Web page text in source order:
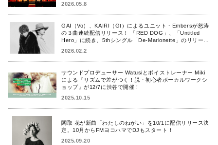
2026.05.8
GAI（Vo）、KAIRI（Gt）によるユニット・Embersが怒涛
の３曲連続配信リリース！ 「RED DOG」、「Untitled
Hero」に続き、5thシングル「De-Marionette」のリリース
2026.02.2
サウンドプロデューサー Watusiとボイストレーナー Miki
による『リズムで差がつく！脱・初心者ボーカルワークシ
ョップ』が12/7に渋谷で開催！
2025.10.15
関取 花が新曲「わたしのねがい」を10/1に配信リリース決
定。10月からFMヨコハマでDJもスタート！
2025.09.20